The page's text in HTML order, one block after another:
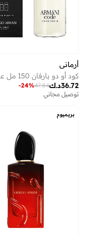
أرماني
د.ك36.72
47.84
-24%
توصيل مجاني
بريميوم